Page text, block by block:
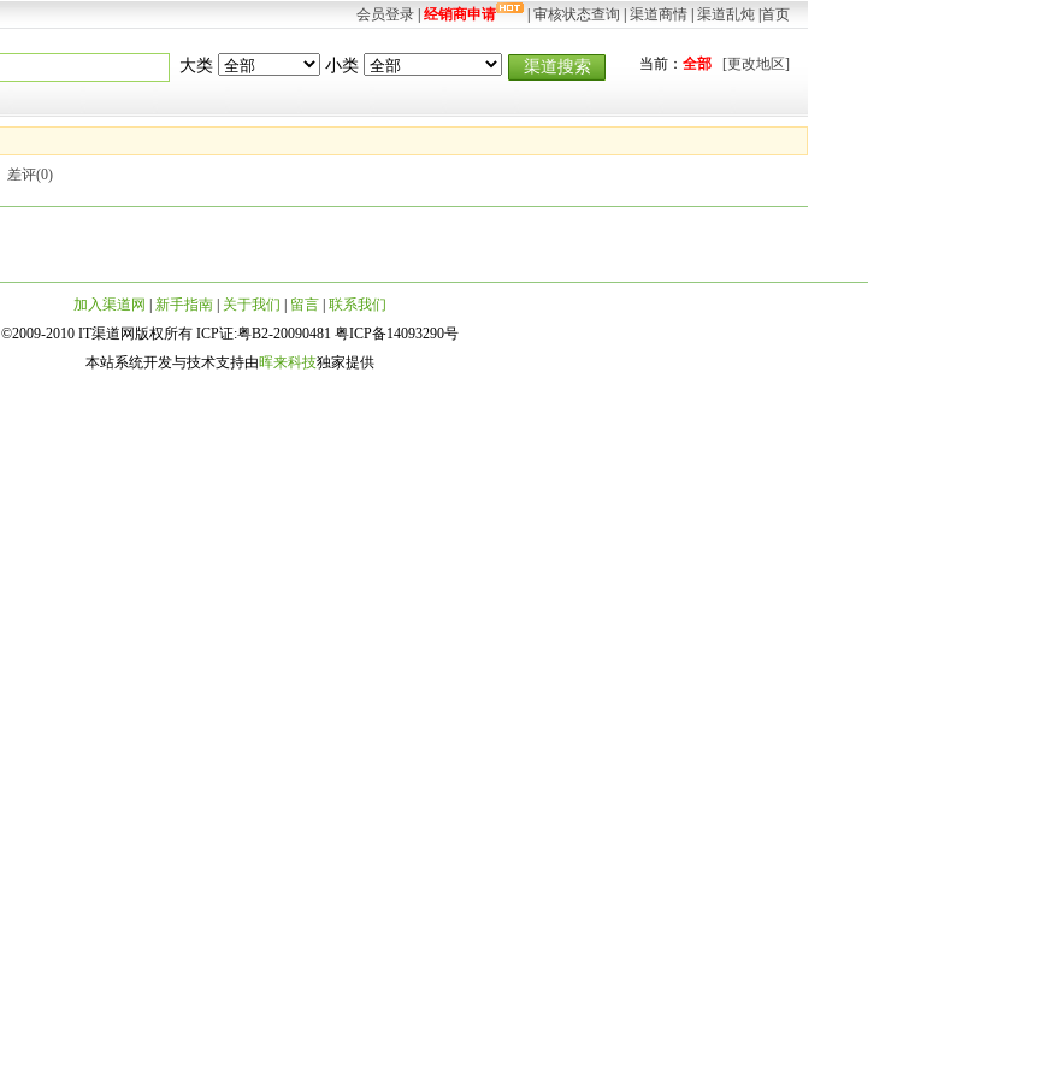
会员登录 经销商申请 审核状态查询 渠道商情 渠道乱炖 首页
大类 小类 渠道搜索 当前： 全部 [更改地区]
差评(0)
加入渠道网 新手指南 关于我们 留言 联系我们
©2009-2010 IT渠道网版权所有 ICP证:粤B2-20090481 粤ICP备14093290号
本站系统开发与技术支持由晖来科技独家提供